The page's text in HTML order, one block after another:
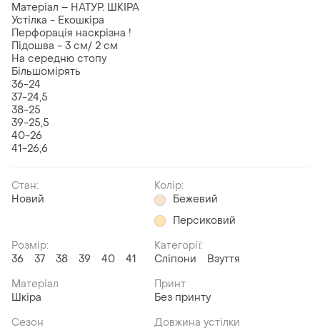
Матеріал – НАТУР. ШКІРА
Устілка - Екошкіра
Перфорація наскрізна !
Підошва - 3 см/ 2 см
На середню стопу
Більшомірять
36-24
37-24,5
38-25
39-25,5
40-26
41-26,6
Стан:
Новий
Колір:
Бежевий
Персиковий
Розмір:
36
37 38 39 40 41
Категорії:
Сліпони
Взуття
Матеріал
Шкіра
Принт
Без принту
Сезон
Довжина устілки